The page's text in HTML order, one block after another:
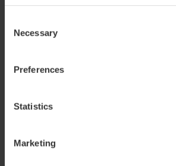
Selection
Necessary
Preferences
Statistics
Marketing
Cómo llegar
Pascual y Genís 22